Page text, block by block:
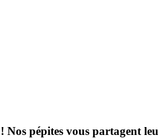
Nos pépites vous partagent